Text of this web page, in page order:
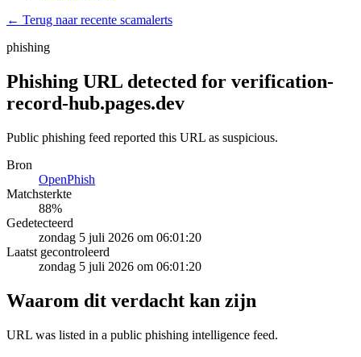
← Terug naar recente scamalerts
phishing
Phishing URL detected for verification-
record-hub.pages.dev
Public phishing feed reported this URL as suspicious.
Bron
OpenPhish
Matchsterkte
88%
Gedetecteerd
zondag 5 juli 2026 om 06:01:20
Laatst gecontroleerd
zondag 5 juli 2026 om 06:01:20
Waarom dit verdacht kan zijn
URL was listed in a public phishing intelligence feed.